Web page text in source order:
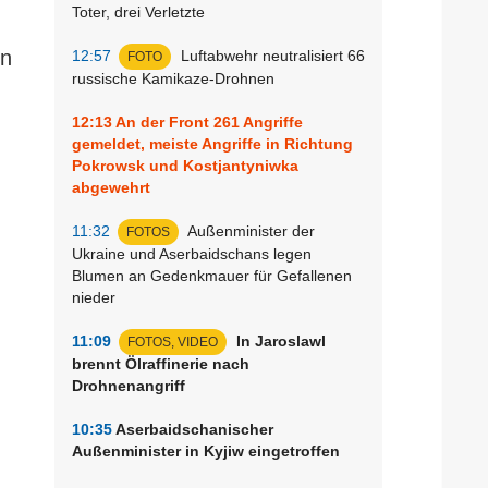
Toter, drei Verletzte
12:57 FOTO
Luftabwehr neutralisiert 66
russische Kamikaze-Drohnen
12:13An der Front 261 Angriffe
gemeldet, meiste Angriffe in Richtung
Pokrowsk und Kostjantyniwka
abgewehrt
11:32 FOTOS
Außenminister der
Ukraine und Aserbaidschans legen
Blumen an Gedenkmauer für Gefallenen
nieder
11:09 FOTOS, VIDEO
In Jaroslawl
brennt Ölraffinerie nach
Drohnenangriff
10:35Aserbaidschanischer
Außenminister in Kyjiw eingetroffen